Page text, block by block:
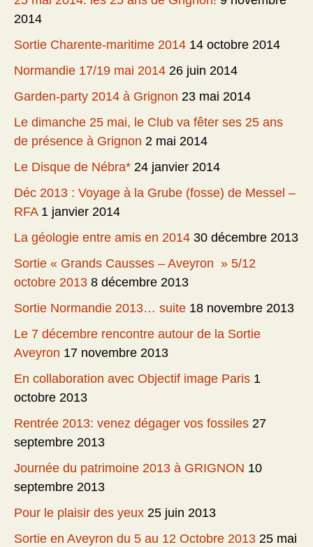
2014
Sortie Charente-maritime 2014 14 octobre 2014
Normandie 17/19 mai 2014 26 juin 2014
Garden-party 2014 à Grignon 23 mai 2014
Le dimanche 25 mai, le Club va fêter ses 25 ans
de présence à Grignon 2 mai 2014
Le Disque de Nébra* 24 janvier 2014
Déc 2013 : Voyage à la Grube (fosse) de Messel –
RFA 1 janvier 2014
La géologie entre amis en 2014 30 décembre 2013
Sortie « Grands Causses – Aveyron » 5/12
octobre 2013 8 décembre 2013
Sortie Normandie 2013… suite 18 novembre 2013
Le 7 décembre rencontre autour de la Sortie
Aveyron 17 novembre 2013
En collaboration avec Objectif image Paris 1
octobre 2013
Rentrée 2013: venez dégager vos fossiles 27
septembre 2013
Journée du patrimoine 2013 à GRIGNON 10
septembre 2013
Pour le plaisir des yeux 25 juin 2013
Sortie en Aveyron du 5 au 12 Octobre 2013 25 mai